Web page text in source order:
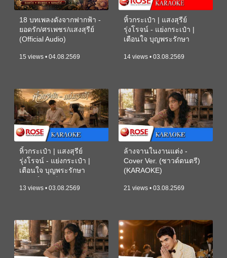
18 บทเพลงดังจากฟากฟ้า -
ยอดรัก/ศรเพชร/แสงสุรีย์
(Official Audio)
15 views • 04.08.2569
หิ้วกระเป๋า | แสงสุรีย์
รุ่งโรจน์ - แย่งกระเป๋า |
เตือนใจ บุญพระรักษา
14 views • 03.08.2569
หิ้วกระเป๋า | แสงสุรีย์
รุ่งโรจน์ - แย่งกระเป๋า |
เตือนใจ บุญพระรักษา
13 views • 03.08.2569
ล้างจานในงานแต่ง -
Cover Ver. (ซาวด์ดนตรี)
(KARAOKE)
21 views • 03.08.2569